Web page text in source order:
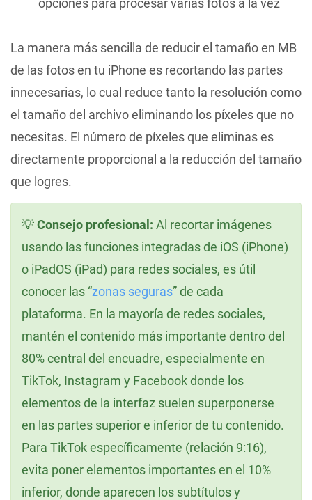
La manera más sencilla de reducir el tamaño en MB
de las fotos en tu iPhone es recortando las partes
innecesarias, lo cual reduce tanto la resolución como
el tamaño del archivo eliminando los píxeles que no
necesitas. El número de píxeles que eliminas es
directamente proporcional a la reducción del tamaño
que logres.
💡Consejo profesional: Al recortar imágenes
usando las funciones integradas de iOS (iPhone)
o iPadOS (iPad) para redes sociales, es útil
conocer las “zonas seguras” de cada
plataforma. En la mayoría de redes sociales,
mantén el contenido más importante dentro del
80% central del encuadre, especialmente en
TikTok, Instagram y Facebook donde los
elementos de la interfaz suelen superponerse
en las partes superior e inferior de tu contenido.
Para TikTok específicamente (relación 9:16),
evita poner elementos importantes en el 10%
inferior, donde aparecen los subtítulos y